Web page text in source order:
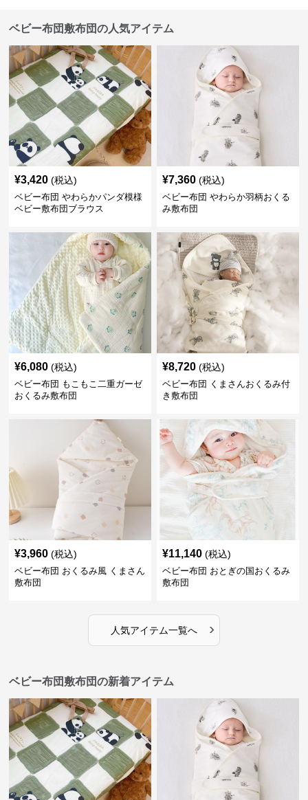
ベビー布団敷布団の人気アイテム
¥3,420 (税込)
ベビー布団 やわらかパンダ模様
ベビー敷布団ブラウス
¥7,360 (税込)
ベビー布団 やわらか羽柄おくる
み敷布団
¥6,080 (税込)
ベビー布団 もこもこ二重ガーゼ
おくるみ敷布団
¥8,720 (税込)
ベビー布団 くまさんおくるみ付
き敷布団
¥3,960 (税込)
ベビー布団 おくるみ風 くまさん
敷布団
¥11,140 (税込)
ベビー布団 おとぎの国おくるみ
敷布団
人気アイテム一覧へ ›
ベビー布団敷布団の新着アイテム